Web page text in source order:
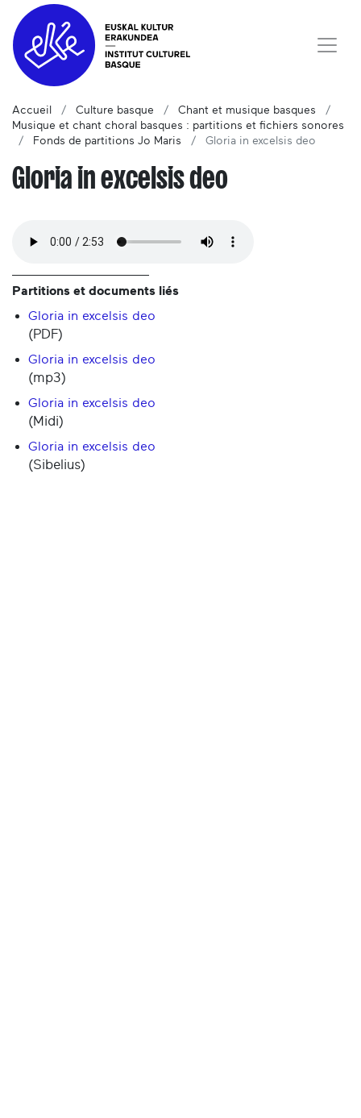
Accueil Culture basque
Chant et musique basques
Musique et chant choral basques : partitions et fichiers sonores
Fonds de partitions Jo Maris
Gloria in excelsis deo
Gloria in excelsis deo
Partitions et documents liés
Gloria in excelsis deo
(PDF)
Gloria in excelsis deo
(mp3)
Gloria in excelsis deo
(Midi)
Gloria in excelsis deo
(Sibelius)